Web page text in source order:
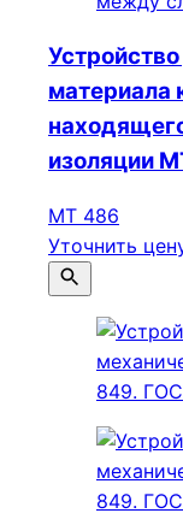
материала
изоляции
МТ 486
Уточнить